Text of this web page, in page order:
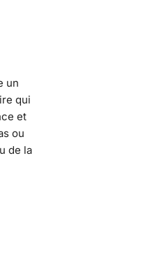
un
qui
et
ou
de la